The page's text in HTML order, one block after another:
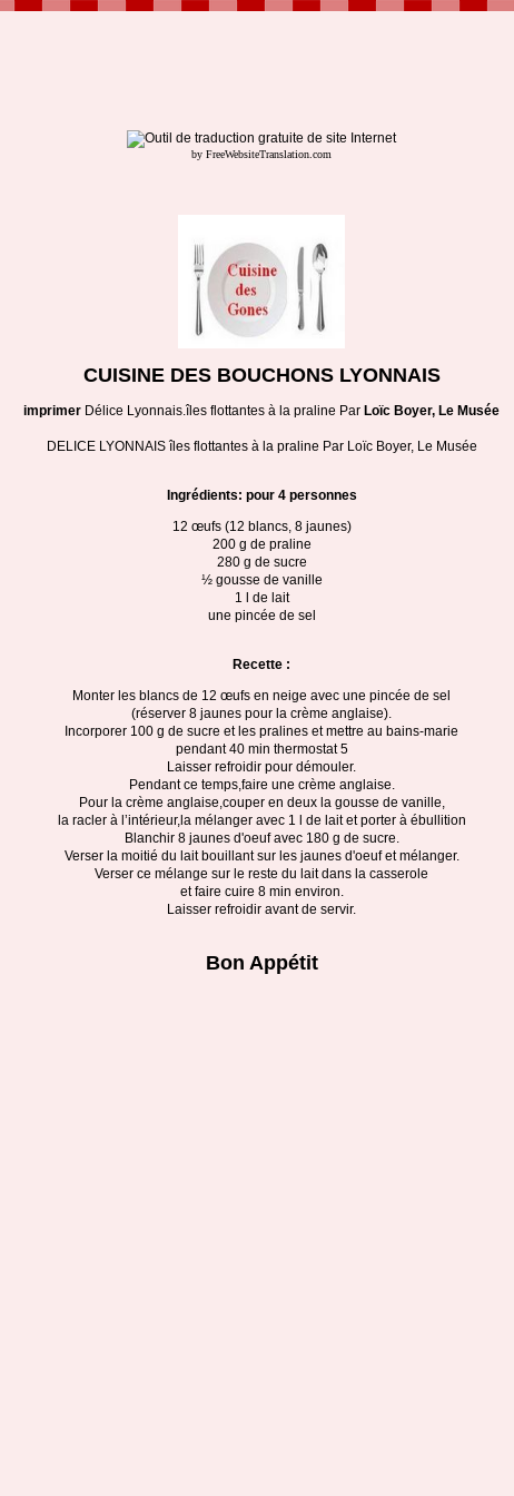
by FreeWebsiteTranslation.com
CUISINE DES BOUCHONS LYONNAIS
imprimer Délice Lyonnais.îles flottantes à la praline Par Loïc Boyer, Le Musée
DELICE LYONNAIS îles flottantes à la praline Par Loïc Boyer, Le Musée
Ingrédients: pour 4 personnes
12 œufs (12 blancs, 8 jaunes)
200 g de praline
280 g de sucre
½ gousse de vanille
1 l de lait
une pincée de sel
Recette :
Monter les blancs de 12 œufs en neige avec une pincée de sel
(réserver 8 jaunes pour la crème anglaise).
Incorporer 100 g de sucre et les pralines et mettre au bains-marie
pendant 40 min thermostat 5
Laisser refroidir pour démouler.
Pendant ce temps,faire une crème anglaise.
Pour la crème anglaise,couper en deux la gousse de vanille,
la racler à l’intérieur,la mélanger avec 1 l de lait et porter à ébullition
Blanchir 8 jaunes d'oeuf avec 180 g de sucre.
Verser la moitié du lait bouillant sur les jaunes d'oeuf et mélanger.
Verser ce mélange sur le reste du lait dans la casserole
et faire cuire 8 min environ.
Laisser refroidir avant de servir.
Bon Appétit